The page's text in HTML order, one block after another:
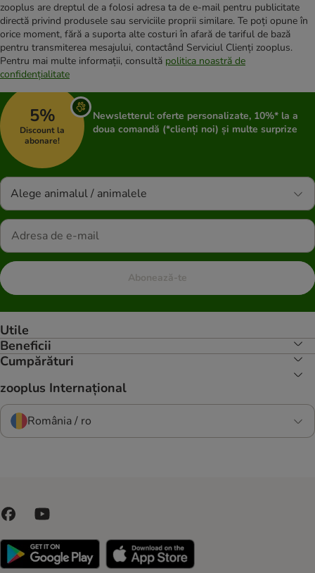
zooplus are dreptul de a folosi adresa ta de e-mail pentru publicitate
directă privind produsele sau serviciile proprii similare. Te poți opune în
orice moment, fără a suporta alte costuri în afară de tariful de bază
pentru transmiterea mesajului, contactând Serviciul Clienți zooplus.
Pentru mai multe informații, consultă politica noastră de
confidențialitate
5%
Discount la
abonare!
Newsletterul: oferte personalizate, 10%* la a
doua comandă (*clienți noi) și multe surprize
Alege animalul / animalele
Abonează-te
Utile
Beneficii
Cumpărături
zooplus Internațional
România / ro